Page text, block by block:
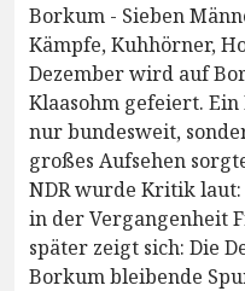
Borkum - Sieben
Kämpfe, Kuhhörner,
Dezember wird auf
Klaasohm gefeiert.
nur bundesweit,
großes Aufsehen
NDR wurde Kritik laut:
in der Vergangenheit
später zeigt sich: Die
Borkum bleibende